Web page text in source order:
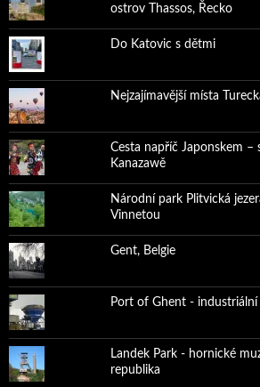
ostrov Thassos, Řecko
Do Katovic s dětmi
Nejzajímavější místa
Cesta napříč Japonskem –
Kanazawě
Národní park Plitvická
Vinnetou
Gent, Belgie
Port of Ghent - industriální
Landek Park - hornické
republika